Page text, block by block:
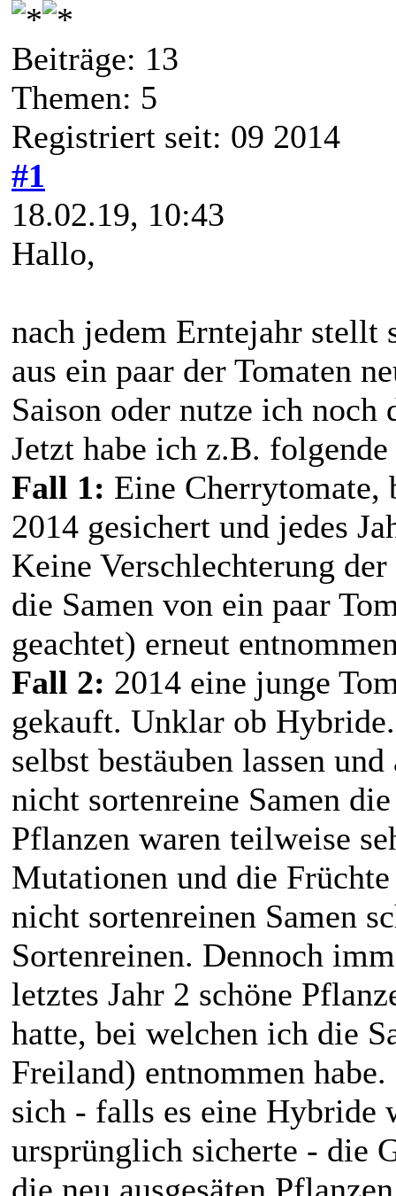
Beiträge: 13
Themen: 5
Registriert seit: 09 2014
#1
18.02.19, 10:43
Hallo,
nach jedem Erntejahr
aus ein paar der Tomaten
Saison oder nutze ich noch
Jetzt habe ich z.B.
Fall 1: Eine Cherrytomate,
2014 gesichert und jedes
Keine Verschlechterung
die Samen von ein paar
geachtet) erneut
Fall 2: 2014 eine junge
gekauft. Unklar ob
selbst bestäuben lassen
nicht sortenreine Samen
Pflanzen waren teilweise
Mutationen und die
nicht sortenreinen Samen
Sortenreinen. Dennoch
letztes Jahr 2 schöne
hatte, bei welchen ich die
Freiland) entnommen
sich - falls es eine Hybride
ursprünglich sicherte - die
die neu ausgesäten